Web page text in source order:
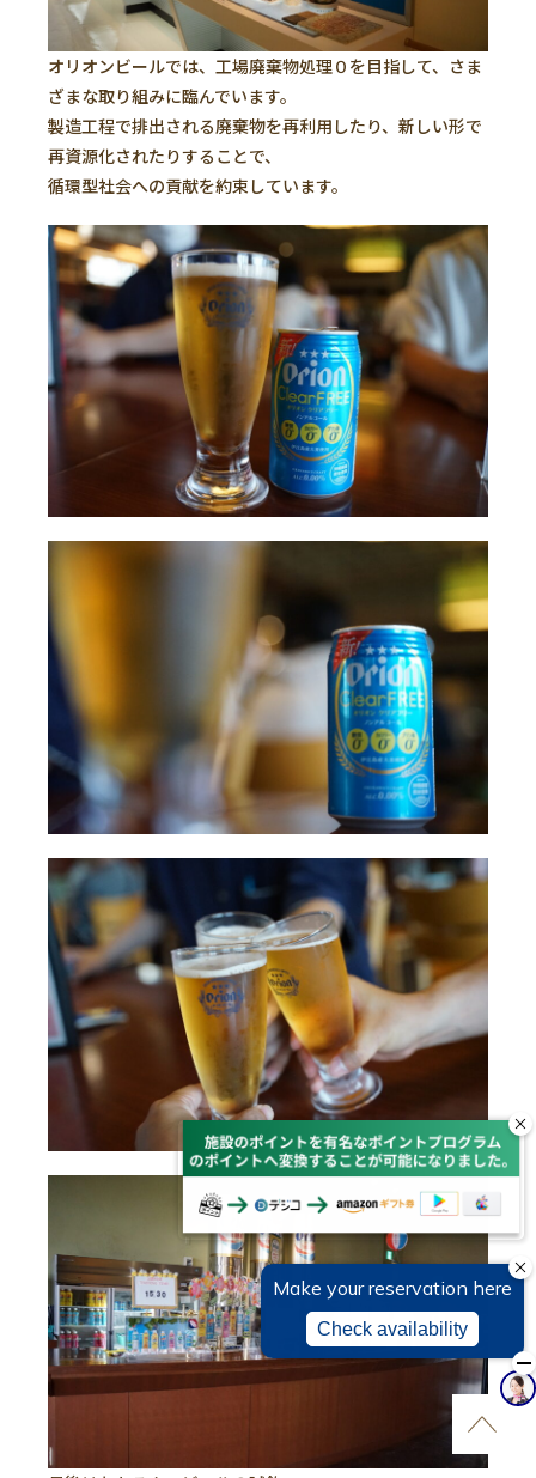
オリオンビールでは、工場廃棄物処理０を目指して、さま
ざまな取り組みに臨んでいます。
製造工程で排出される廃棄物を再利用したり、新しい形で
再資源化されたりすることで、
循環型社会への貢献を約束しています。